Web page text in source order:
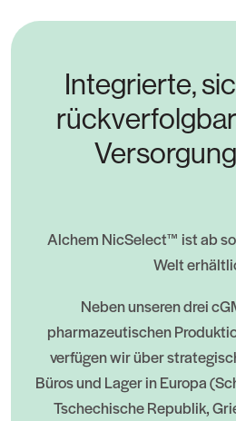
Integrierte,
Alchem NicSelect™ ist ab
Welt
Neben unseren drei
pharmazeutischen
verfügen wir über
Büros und Lager in Europa
Tschechische Republik,